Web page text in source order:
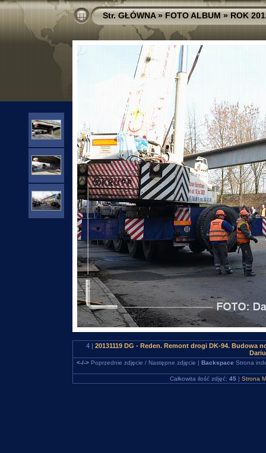
Str. GŁÓWNA»FOTO ALBUM»ROK
4 | 20131119 DG - Reden. Remont drogi DK-94.
<-/->Poprzednie zdjęcie / Następne zdjęcie | Backspace Strona
Całkowita ilość zdjęć: 45 | Strona